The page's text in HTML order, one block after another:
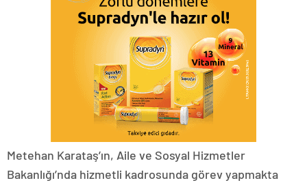
Metehan Karataş’ın, Aile ve Sosyal Hizmetler
Bakanlığı’nda hizmetli kadrosunda görev yapmakta